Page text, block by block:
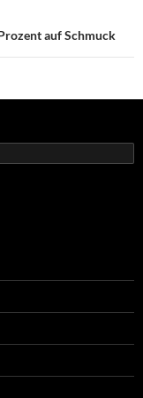
auf Schmuck